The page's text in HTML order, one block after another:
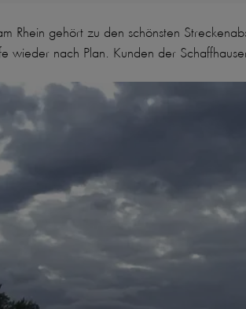
Rhein gehört zu den schönsten
wieder nach Plan. Kunden der